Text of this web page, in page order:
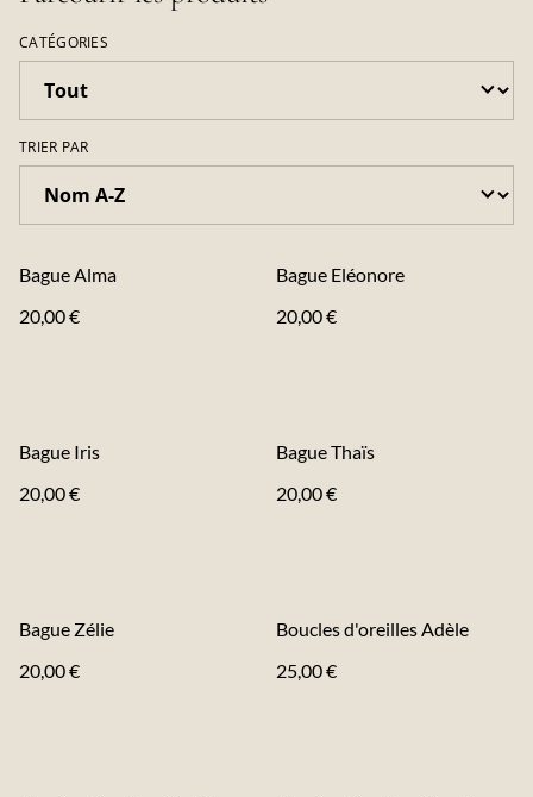
CATÉGORIES
TRIER PAR
Bague Alma
20,00 €
Bague Eléonore
20,00 €
Bague Iris
20,00 €
Bague Thaïs
20,00 €
Bague Zélie
20,00 €
Boucles d'oreilles Adèle
25,00 €